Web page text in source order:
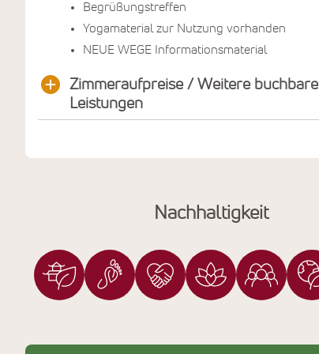
Nachhaltigkeit
Begrüßungstreffen
Yogamaterial zur Nutzung vorhanden
NEUE WEGE Informationsmaterial
Zimmeraufpreise / Weitere buchbare
Leistungen